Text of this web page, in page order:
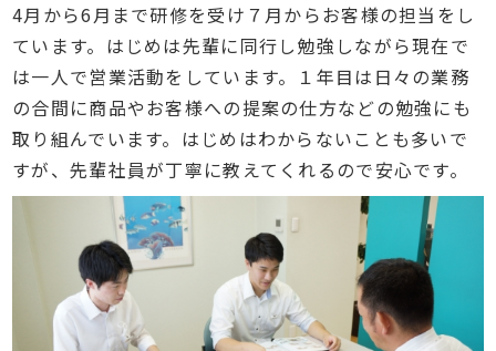
4月から6月まで研修を受け７月からお客様の担当をし
ています。はじめは先輩に同行し勉強しながら現在で
は一人で営業活動をしています。１年目は日々の業務
の合間に商品やお客様への提案の仕方などの勉強にも
取り組んでいます。はじめはわからないことも多いで
すが、先輩社員が丁寧に教えてくれるので安心です。